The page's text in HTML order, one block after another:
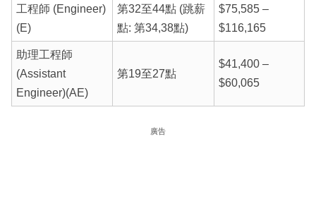
工程師 (Engineer)
(E)
第32至44點 (跳薪
點: 第34,38點)
$75,585 –
$116,165
助理工程師
(Assistant
Engineer)(AE)
第19至27點
$41,400 –
$60,065
廣告